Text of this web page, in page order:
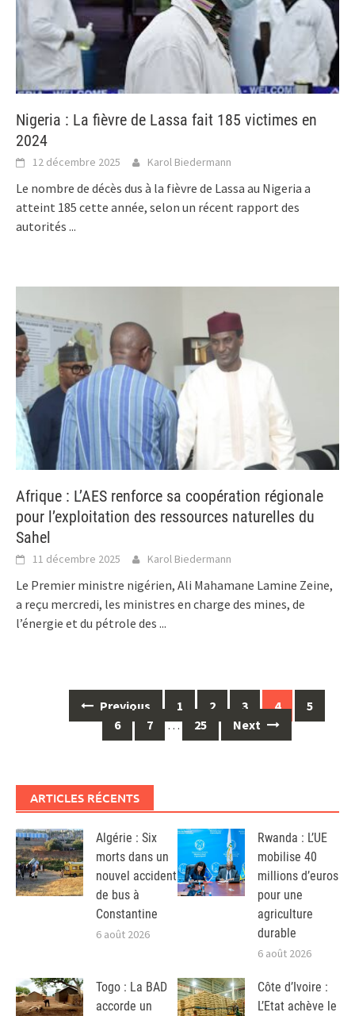
Nigeria : La fièvre de Lassa fait 185 victimes en
2024
12 décembre 2025 Karol Biedermann
Le nombre de décès dus à la fièvre de Lassa au Nigeria a
atteint 185 cette année, selon un récent rapport des
autorités ...
Afrique : L’AES renforce sa coopération régionale
pour l’exploitation des ressources naturelles du
Sahel
11 décembre 2025 Karol Biedermann
Le Premier ministre nigérien, Ali Mahamane Lamine Zeine,
a reçu mercredi, les ministres en charge des mines, de
l’énergie et du pétrole des ...
navigation
Previous 1 2 3 4
5
6
7 … 25 Next
ARTICLES RÉCENTS
Algérie : Six
morts dans un
nouvel accident
de bus à
Constantine
6 août 2026
Rwanda : L’UE
mobilise 40
millions d’euros
pour une
agriculture
durable
6 août 2026
Togo : La BAD
accorde un
Côte d’Ivoire :
L’Etat achève le